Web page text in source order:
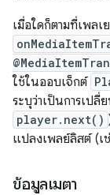
เมื่อใดก็ตามที่เพล
ใช้ในออบเจ็กต์
ระบุว่าเป็นการเปลี่
player.next()
แปลงเพลย์ลิสต์ (เ
ข้อมูลเมตา